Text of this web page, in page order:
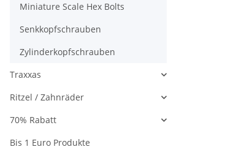
Miniature Scale Hex Bolts
Senkkopfschrauben
Zylinderkopfschrauben
Traxxas
Ritzel / Zahnräder
70% Rabatt
Bis 1 Euro Produkte